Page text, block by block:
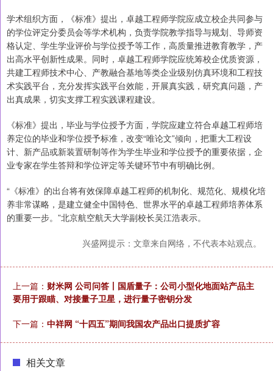
学术组织方面，《标准》提出，卓越工程师学院应成立校企共同参与
的学位评定分委员会等学术机构，负责学院教学指导与规划、导师资
格认定、学生学业评价与学位授予等工作，高质量推进教育教学，产
出高水平创新性成果。同时，卓越工程师学院应统筹校企优质资源，
共建工程师技术中心、产教融合基地等类企业级别仿真环境和工程技
术实践平台，充分发挥实践平台效能，开展真实践，研究真问题，产
出真成果，切实支撑工程实践课程建设。
《标准》提出，毕业与学位授予方面，学院应建立符合卓越工程师培
养定位的毕业和学位授予标准，改变“唯论文”倾向，把重大工程设
计、新产品或新装置研制等作为学生毕业和学位授予的重要依据，企
业专家在学生答辩和学位评定等关键环节中有明确比例。
“《标准》的出台将有效保障卓越工程师的机制化、规范化、规模化培
养非常谋略，是建立健全中国特色、世界水平的卓越工程师培养体系
的重要一步。”北京航空航天大学副校长吴江浩表示。
兴盛网提示：文章来自网络，不代表本站观点。
上一篇： 财米网 公司问答丨国盾量子：公司小型化地面站产品主
要用于跟瞄、对接量子卫星，进行量子密钥分发
下一篇： 中祥网 “十四五”期间我国农产品出口提质扩容
相关文章